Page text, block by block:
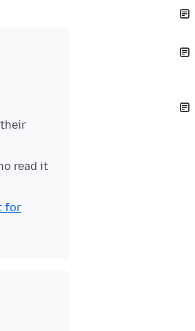
read it
for